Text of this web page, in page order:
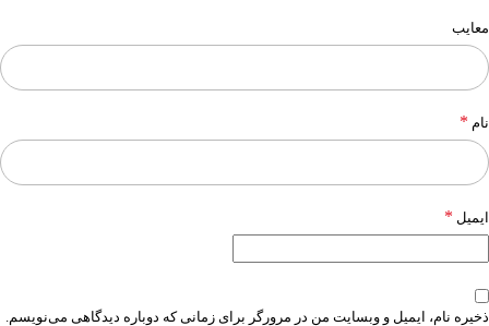
معایب
نام *
ایمیل *
ذخیره نام، ایمیل و وبسایت من در مرورگر برای زمانی که دوباره دیدگاهی می‌نویسم.